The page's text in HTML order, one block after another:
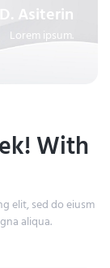
D. Asiterin
Lorem ipsum.
With
elit, sed do eiusm
aliqua.